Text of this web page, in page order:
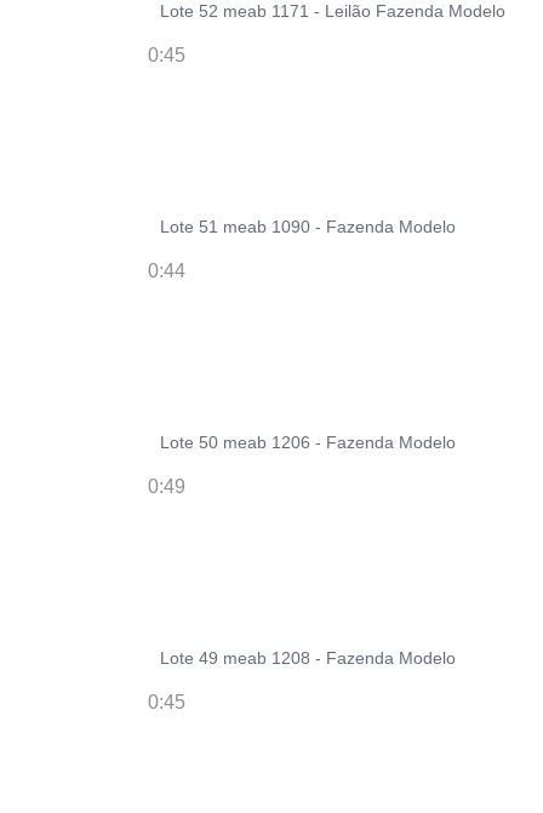
Lote 52 meab 1171 - Leilão Fazenda Modelo
0:45
Lote 51 meab 1090 - Fazenda Modelo
0:44
Lote 50 meab 1206 - Fazenda Modelo
0:49
Lote 49 meab 1208 - Fazenda Modelo
0:45